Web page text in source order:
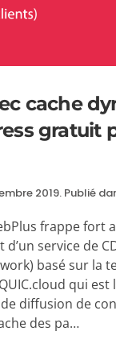
cache
gratuit
2019. Publié
frappe fort
service de
basé sur la
qui
diffusion de
des pa…